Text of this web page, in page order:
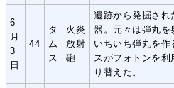
6
月
3
日
44
タ
ム
ス
火炎
放射
砲
遺跡から発掘され
器。元々は弾丸を
いちいち弾丸を作
スがフォトンを利
り替えた。